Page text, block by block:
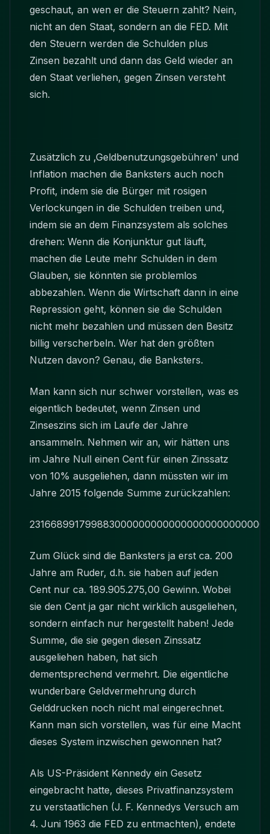
geschaut, an wen er die Steuern zahlt? Nein,
nicht an den Staat, sondern an die FED. Mit
den Steuern werden die Schulden plus
Zinsen bezahlt und dann das Geld wieder an
den Staat verliehen, gegen Zinsen versteht
sich.
Zusätzlich zu ‚Geldbenutzungsgebühren' und
Inflation machen die Banksters auch noch
Profit, indem sie die Bürger mit rosigen
Verlockungen in die Schulden treiben und,
indem sie an dem Finanzsystem als solches
drehen: Wenn die Konjunktur gut läuft,
machen die Leute mehr Schulden in dem
Glauben, sie könnten sie problemlos
abbezahlen. Wenn die Wirtschaft dann in eine
Repression geht, können sie die Schulden
nicht mehr bezahlen und müssen den Besitz
billig verscherbeln. Wer hat den größten
Nutzen davon? Genau, die Banksters.
Man kann sich nur schwer vorstellen, was es
eigentlich bedeutet, wenn Zinsen und
Zinseszins sich im Laufe der Jahre
ansammeln. Nehmen wir an, wir hätten uns
im Jahre Null einen Cent für einen Zinssatz
von 10% ausgeliehen, dann müssten wir im
Jahre 2015 folgende Summe zurückzahlen:
Zum Glück sind die Banksters ja erst ca. 200
Jahre am Ruder, d.h. sie haben auf jeden
Cent nur ca. 189.905.275,00 Gewinn. Wobei
sie den Cent ja gar nicht wirklich ausgeliehen,
sondern einfach nur hergestellt haben! Jede
Summe, die sie gegen diesen Zinssatz
ausgeliehen haben, hat sich
dementsprechend vermehrt. Die eigentliche
wunderbare Geldvermehrung durch
Gelddrucken noch nicht mal eingerechnet.
Kann man sich vorstellen, was für eine Macht
dieses System inzwischen gewonnen hat?
Als US-Präsident Kennedy ein Gesetz
eingebracht hatte, dieses Privatfinanzsystem
zu verstaatlichen (J. F. Kennedys Versuch am
4. Juni 1963 die FED zu entmachten), endete